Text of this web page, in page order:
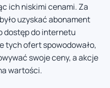
ich niskimi cenami. Za
uzyskać abonament
dostęp do internetu
tych ofert spowodowało,
swoje ceny, a akcje
wartości.